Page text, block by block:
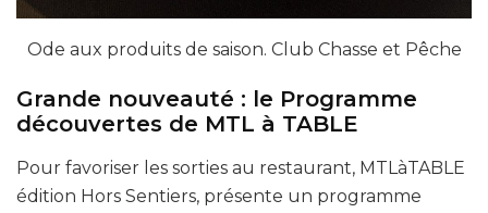
Ode aux produits de saison. Club Chasse et Pêche
Grande nouveauté : le Programme
découvertes de MTL à TABLE
Pour favoriser les sorties au restaurant, MTLàTABLE
édition Hors Sentiers, présente un programme